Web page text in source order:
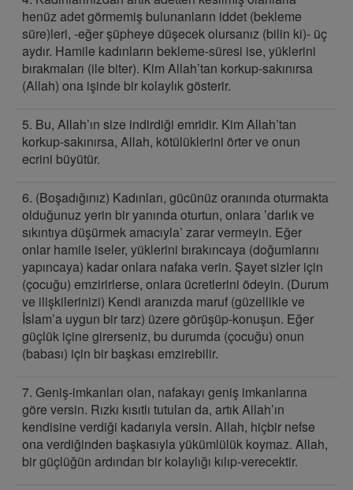
henüz adet görmemiş bulunanların iddet (bekleme
süre)leri, -eğer şüpheye düşecek olursanız (bilin ki)- üç
aydır. Hamile kadınların bekleme-süresi ise, yüklerini
bırakmaları (ile biter). Kim Allah’tan korkup-sakınırsa
(Allah) ona işinde bir kolaylık gösterir.
5. Bu, Allah’ın size indirdiği emridir. Kim Allah’tan
korkup-sakınırsa, Allah, kötülüklerini örter ve onun
ecrini büyütür.
6. (Boşadığınız) Kadınları, gücünüz oranında oturmakta
olduğunuz yerin bir yanında oturtun, onlara ’darlık ve
sıkıntıya düşürmek amacıyla’ zarar vermeyin. Eğer
onlar hamile iseler, yüklerini bırakıncaya (doğumlarını
yapıncaya) kadar onlara nafaka verin. Şayet sizler için
(çocuğu) emzirirlerse, onlara ücretlerini ödeyin. (Durum
ve ilişkilerinizi) Kendi aranızda maruf (güzellikle ve
İslam’a uygun bir tarz) üzere görüşüp-konuşun. Eğer
güçlük içine girerseniz, bu durumda (çocuğu) onun
(babası) için bir başkası emzirebilir.
7. Geniş-imkanları olan, nafakayı geniş imkanlarına
göre versin. Rızkı kısıtlı tutulan da, artık Allah’ın
kendisine verdiği kadarıyla versin. Allah, hiçbir nefse
ona verdiğinden başkasıyla yükümlülük koymaz. Allah,
bir güçlüğün ardından bir kolaylığı kılıp-verecektir.